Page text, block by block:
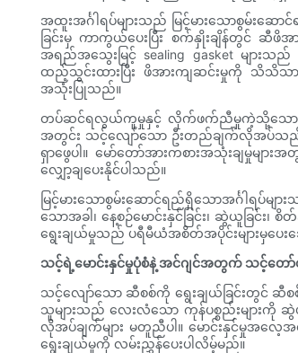
အထူးအင်္ဂါရပ်များသည် မြင့်မားသောစွမ်းဆ
ခြင်းမှ ကာကွယ်ပေးပြီး စက်နှိုးချိန်တွင်
အရည်အသွေးမြင့် sealing gasket များသ
ထည့်သွင်းထားပြီး ဖိအားကျဆင်းမှုကို သိသိသာသ
အသုံးပြုသည်။
တပ်ဆင်ရလွယ်ကူမှုနှင့် လိုက်ဖက်ညီမှုကဲ့သို့သော ဒုတိ
အတွင်း သင့်လျော်သော ဦးတည်ချက်လိုအပ်သည်။
ရှာဖွေပါ။ မော်တော်အားကစားအသုံးချမှုမျ
လျှော့ချပေးနိုင်ပါသည်။
မြင့်မားသောစွမ်းဆောင်ရည်ရှိသောအင်္ဂါရ
သောအခါ၊ နေ့စဉ်မောင်းနှင်ခြင်း၊ ဆွဲယူခ
ရွေးချယ်မှုသည် ပရီမီယံအစိတ်အပိုင်းများမှပေး
သင့်ရဲ့မောင်းနှင်မှုပုံစံနဲ့ အင်ဂျင်အတွက် သင့်တော်တဲ့
သင့်လျော်သော ဆီစစ်ကို ရွေးချယ်ခြင်းတွင် ဆီ
သူများသည် လေးလံသော ကုန်ပစ္စည်းများကို ဆွဲ
လိုအပ်ချက်များ မတူညီပါ။ မောင်းနှင်မှုအလ
ရွေးချယ်မှုကို လမ်းညွှန်ပေးပါလိမ့်မည်။